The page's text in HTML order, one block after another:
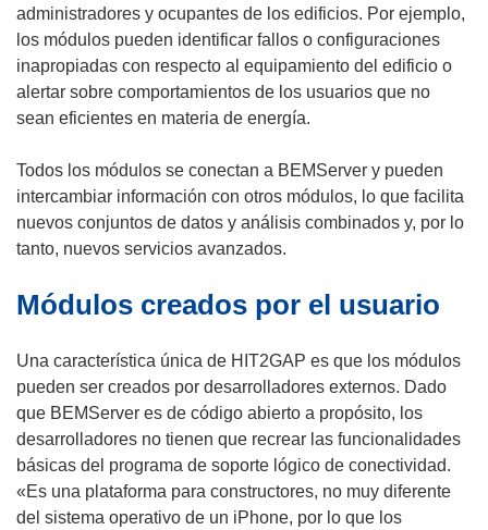
r
i
r
á
e
u
n
a
n
e
a
v
e
administradores y ocupantes de los edificios. Por ejemplo,
los módulos pueden identificar fallos o configuraciones
inapropiadas con respecto al equipamiento del edificio o
alertar sobre comportamientos de los usuarios que no
sean eficientes en materia de energía.
Todos los módulos se conectan a BEMServer y pueden
intercambiar información con otros módulos, lo que facilita
nuevos conjuntos de datos y análisis combinados y, por lo
tanto, nuevos servicios avanzados.
Módulos creados por el usuario
Una característica única de HIT2GAP es que los módulos
pueden ser creados por desarrolladores externos. Dado
que BEMServer es de código abierto a propósito, los
desarrolladores no tienen que recrear las funcionalidades
básicas del programa de soporte lógico de conectividad.
«Es una plataforma para constructores, no muy diferente
del sistema operativo de un iPhone, por lo que los